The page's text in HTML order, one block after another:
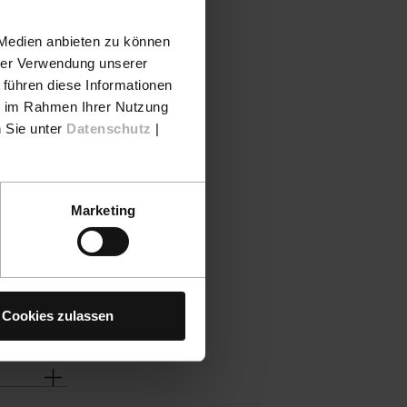
anbieten zu können
Verwendung unserer
diese Informationen
Rahmen Ihrer Nutzung
Sie unter Datenschutz |
Marketing
Cookies zulassen